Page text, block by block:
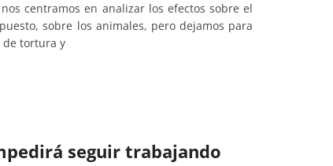
centramos en analizar los efectos sobre el
sobre los animales, pero dejamos para
de tortura y
seguir trabajando